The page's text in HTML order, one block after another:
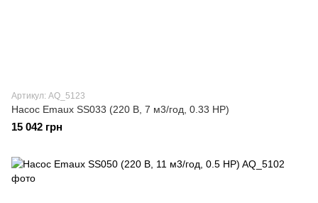
Артикул: AQ_5123
Насос Emaux SS033 (220 В, 7 м3/год, 0.33 HP)
15 042 грн